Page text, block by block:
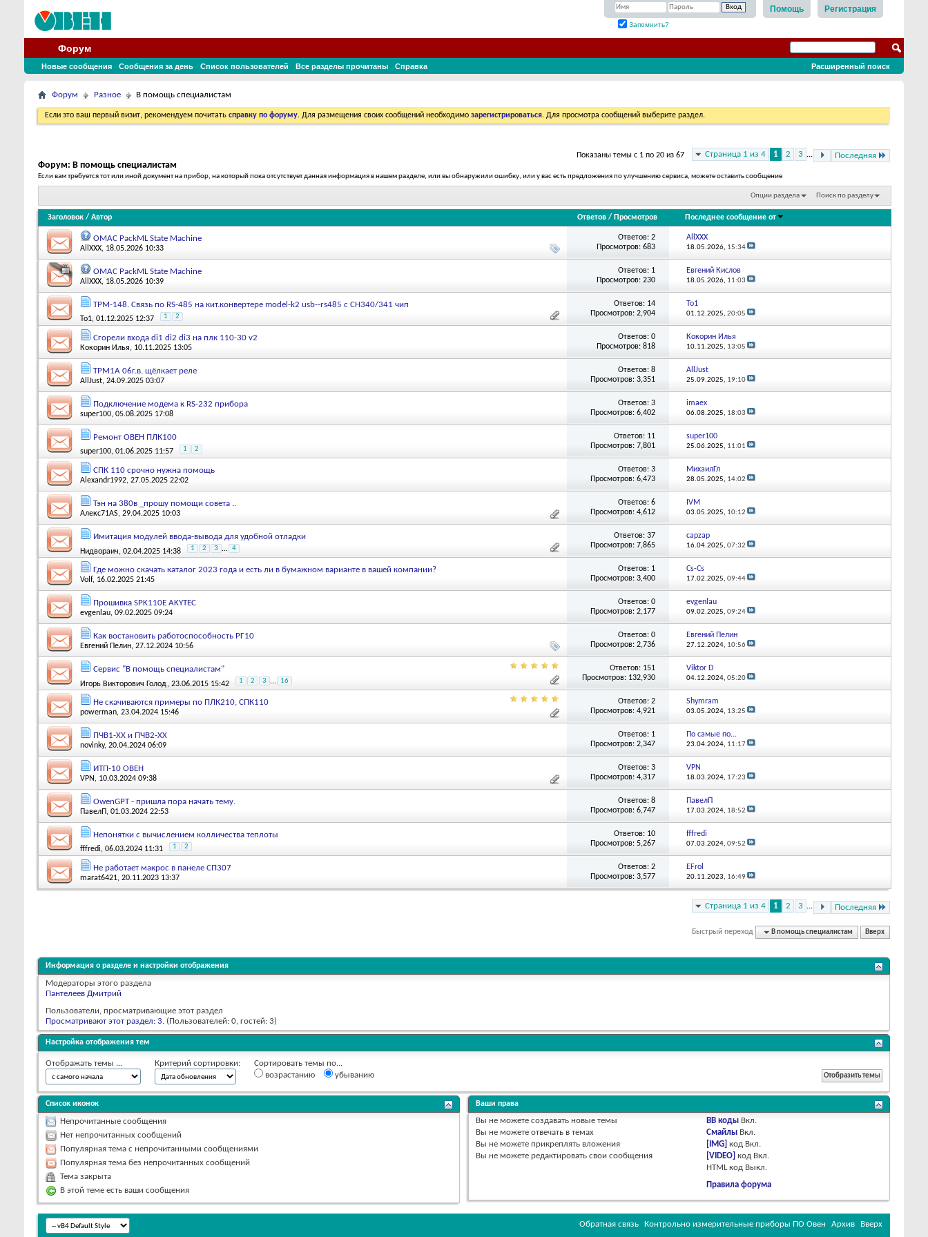
Регистрация
Помощь
Запомнить?
Форум
Новые сообщения Сообщения за день Список пользователей Все разделы прочитаны Справка Расширенный поиск
Форум Разное В помощь специалистам
Если это ваш первый визит, рекомендуем почитать справку по форуму. Для размещения своих сообщений необходимо зарегистрироваться. Для просмотра сообщений выберите раздел.
Страница 1 из 4 1 2 3 ... Последняя
Показаны темы с 1 по 20 из 67
Форум: В помощь специалистам
Если вам требуется тот или иной документ на прибор, на который пока отсутствует данная информация в нашем разделе, или вы обнаружили ошибку, или у вас есть предложения по улучшению сервиса, можете оставить сообщение
Опции раздела Поиск по разделу
Заголовок / Автор Ответов / Просмотров Последнее сообщение от
OMAC PackML State Machine
AllXXX, 18.05.2026 10:33
Ответов: 2
Просмотров: 683
AllXXX
18.05.2026, 15:34
OMAC PackML State Machine
AllXXX, 18.05.2026 10:39
Ответов: 1
Просмотров: 230
Евгений Кислов
18.05.2026, 11:03
ТРМ-148. Связь по RS-485 на кит.конвертере model-k2 usb--rs485 с CH340/341 чип
To1, 01.12.2025 12:37 1 2
Ответов: 14
Просмотров: 2,904
To1
01.12.2025, 20:05
Сгорели входа di1 di2 di3 на плк 110-30 v2
Кокорин Илья, 10.11.2025 13:05
Ответов: 0
Просмотров: 818
Кокорин Илья
10.11.2025, 13:05
ТРМ1А 06г.в. щёлкает реле
AllJust, 24.09.2025 03:07
Ответов: 8
Просмотров: 3,351
AllJust
25.09.2025, 19:10
Подключение модема к RS-232 прибора
super100, 05.08.2025 17:08
Ответов: 3
Просмотров: 6,402
imaex
06.08.2025, 18:03
Ремонт ОВЕН ПЛК100
super100, 01.06.2025 11:57 1 2
Ответов: 11
Просмотров: 7,801
super100
25.06.2025, 11:01
СПК 110 срочно нужна помощь
Alexandr1992, 27.05.2025 22:02
Ответов: 3
Просмотров: 6,473
МихаилГл
28.05.2025, 14:02
Тэн на 380в _прошу помощи совета ..
Алекс71AS, 29.04.2025 10:03
Ответов: 6
Просмотров: 4,612
IVM
03.05.2025, 10:12
Имитация модулей ввода-вывода для удобной отладки
Нидвораич, 02.04.2025 14:38 1 2 3 ... 4
Ответов: 37
Просмотров: 7,865
capzap
16.04.2025, 07:32
Где можно скачать каталог 2023 года и есть ли в бумажном варианте в вашей компании?
Volf, 16.02.2025 21:45
Ответов: 1
Просмотров: 3,400
Cs-Cs
17.02.2025, 09:44
Прошивка SPK110E AKYTEC
evgenlau, 09.02.2025 09:24
Ответов: 0
Просмотров: 2,177
evgenlau
09.02.2025, 09:24
Как востановить работоспособность РГ10
Евгений Пелин, 27.12.2024 10:56
Ответов: 0
Просмотров: 2,736
Евгений Пелин
27.12.2024, 10:56
Сервис "В помощь специалистам"
Игорь Викторович Голод, 23.06.2015 15:42 1 2 3 ... 16
Ответов: 151
Просмотров: 132,930
Viktor D
04.12.2024, 05:20
Не скачиваются примеры по ПЛК210, СПК110
powerman, 23.04.2024 15:46
Ответов: 2
Просмотров: 4,921
Shymram
03.05.2024, 13:25
ПЧВ1-ХХ и ПЧВ2-ХХ
novinky, 20.04.2024 06:09
Ответов: 1
Просмотров: 2,347
По самые по...
23.04.2024, 11:17
ИТП-10 ОВЕН
VPN , 10.03.2024 09:38
Ответов: 3
Просмотров: 4,317
VPN
18.03.2024, 17:23
OwenGPT - пришла пора начать тему.
ПавелП, 01.03.2024 22:53
Ответов: 8
Просмотров: 6,747
ПавелП
17.03.2024, 18:52
Непонятки с вычислением колличества теплоты
fffredi, 06.03.2024 11:31 1 2
Ответов: 10
Просмотров: 5,267
fffredi
07.03.2024, 09:52
Не работает макрос в панеле СП307
marat6421, 20.11.2023 13:37
Ответов: 2
Просмотров: 3,577
EFrol
20.11.2023, 16:49
Страница 1 из 4 1 2 3 ... Последняя
Быстрый переход В помощь специалистам Вверх
Информация о разделе и настройки отображения
Модераторы этого раздела
Пантелеев Дмитрий
Пользователи, просматривающие этот раздел
Просматривают этот раздел: 3. (Пользователей: 0, гостей: 3)
Настройка отображения тем
Отображать темы ... Критерий сортировки:
Сортировать темы по...
возрастанию
убыванию
Список иконок
Непрочитанные сообщения
Нет непрочитанных сообщений
Популярная тема с непрочитанными сообщениями
Популярная тема без непрочитанных сообщений
Тема закрыта
В этой теме есть ваши сообщения
Ваши права
Вы не можете создавать новые темы
Вы не можете отвечать в темах
Вы не можете прикреплять вложения
Вы не можете редактировать свои сообщения
BB коды Вкл.
Смайлы Вкл.
[IMG] код Вкл.
[VIDEO] код Вкл.
HTML код Выкл.
Правила форума
Обратная связь Контрольно измерительные приборы ПО Овен Архив Вверх